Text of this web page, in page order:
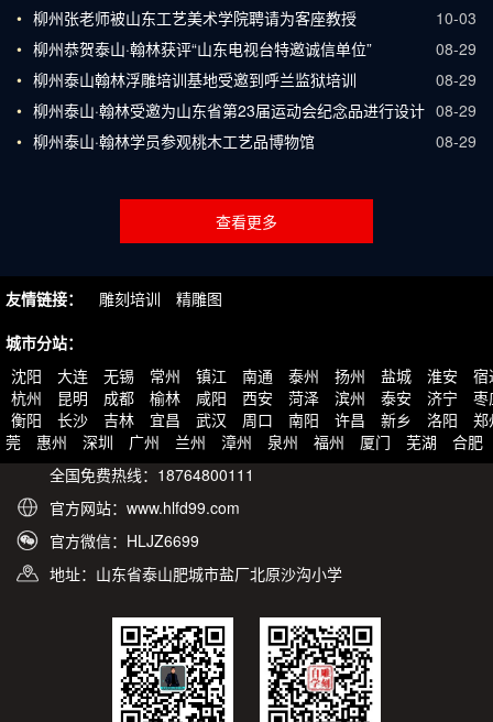
10-03
• 柳州张老师被山东工艺美术学院聘请为客座教授
08-29
• 柳州恭贺泰山·翰林获评“山东电视台特邀诚信单位”
08-29
• 柳州泰山翰林浮雕培训基地受邀到呼兰监狱培训
08-29
• 柳州泰山·翰林受邀为山东省第23届运动会纪念品进行设计
08-29
• 柳州泰山·翰林学员参观桃木工艺品博物馆
查看更多
友情链接： 雕刻培训
精雕图
城市分站：
沈阳
大连 无锡 常州 镇江 南通 泰州 扬州 盐城 淮安
宿
杭州
昆明 成都 榆林 咸阳 西安 菏泽 滨州 泰安 济宁
枣
衡阳
长沙 吉林 宜昌 武汉 周口 南阳 许昌 新乡 洛阳
郑
莞
惠州 深圳 广州 兰州 漳州 泉州 福州 厦门 芜湖
合肥
全国免费热线：18764800111
官方网站：www.hlfd99.com
官方微信：HLJZ6699
地址：山东省泰山肥城市盐厂北原沙沟小学